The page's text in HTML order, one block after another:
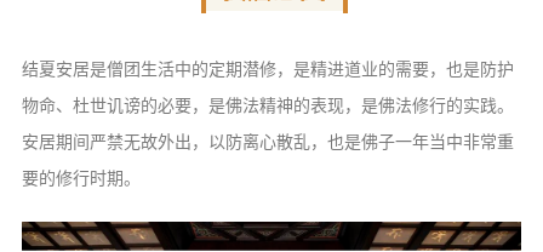
结夏安居是僧团生活中的定期潜修，是精进道业的需要，也是防护
物命、杜世讥谤的必要，是佛法精神的表现，是佛法修行的实践。
安居期间严禁无故外出，以防离心散乱，也是佛子一年当中非常重
要的修行时期。